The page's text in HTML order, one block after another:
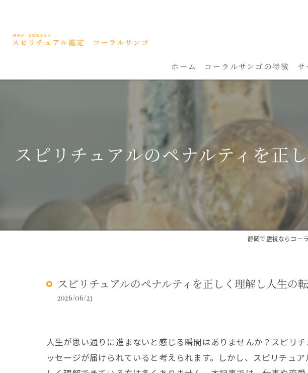
ホーム コーラルサンゴの特徴 サ
スピリチュアルのペナルティを正
静岡で霊視ならコー
スピリチュアルのペナルティを正しく理解し人生の
2026/06/23
人生が思い通りに進まないと感じる瞬間はありませんか？スピリ
ッセージが届けられていると考えられます。しかし、スピリチュ